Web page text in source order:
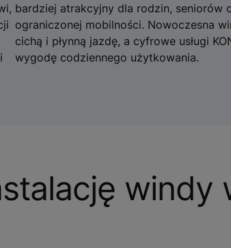
bardziej atrakcyjny dla rodzin, seniorów
ograniczonej mobilności. Nowoczesna
cichą i płynną jazdę, a cyfrowe usługi
wygodę codziennego użytkowania.
windy